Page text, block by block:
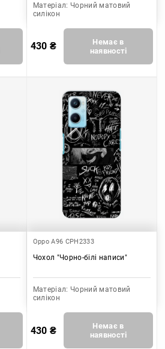
Матеріал: Чорний матовий
силікон
430 ₴
Немає в
наявності
Oppo A96 CPH2333
Чохол "Чорно-білі написи"
Матеріал: Чорний матовий
силікон
430 ₴
Немає в
наявності